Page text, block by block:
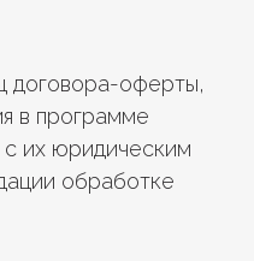
договора-оферты,
в программе
с их юридическим
обработке